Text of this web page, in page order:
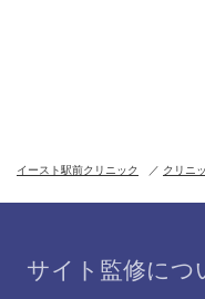
イースト駅前クリニック クリニ
サイト監修につ